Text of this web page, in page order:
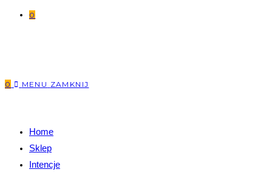
0
0 MENU ZAMKNIJ
Home
Sklep
Intencje